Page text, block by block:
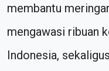
membantu
mengawasi ribuan
Indonesia,